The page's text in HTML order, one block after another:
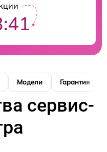
Модели Гарантия
сервис-